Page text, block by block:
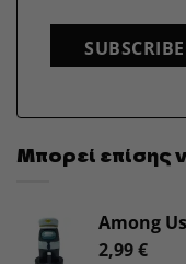
Μπορεί επίσης
Among
2,99€